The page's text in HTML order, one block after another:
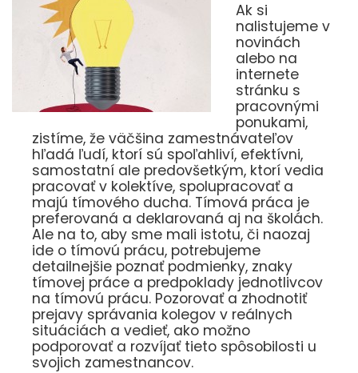
Ak si
nalistujeme v
novinách
alebo na
internete
stránku s
pracovnými
ponukami,
zistíme, že väčšina zamestnávateľov
hľadá ľudí, ktorí sú spoľahliví, efektívni,
samostatní ale predovšetkým, ktorí vedia
pracovať v kolektíve, spolupracovať a
majú tímového ducha. Tímová práca je
preferovaná a deklarovaná aj na školách.
Ale na to, aby sme mali istotu, či naozaj
ide o tímovú prácu, potrebujeme
detailnejšie poznať podmienky, znaky
tímovej práce a predpoklady jednotlivcov
na tímovú prácu. Pozorovať a zhodnotiť
prejavy správania kolegov v reálnych
situáciách a vedieť, ako možno
podporovať a rozvíjať tieto spôsobilosti u
svojich zamestnancov.